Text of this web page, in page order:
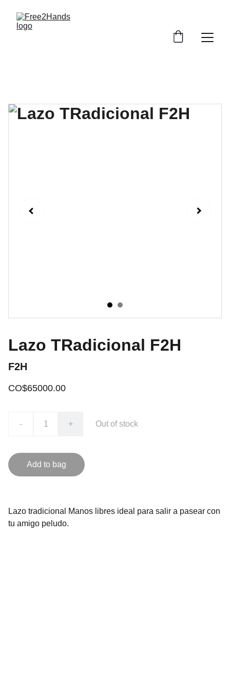
Lazo TRadicional F2H
F2H
CO$65000.00
- + Out of stock
Add to bag
Lazo tradicional Manos libres ideal para salir a pasear con
tu amigo peludo.